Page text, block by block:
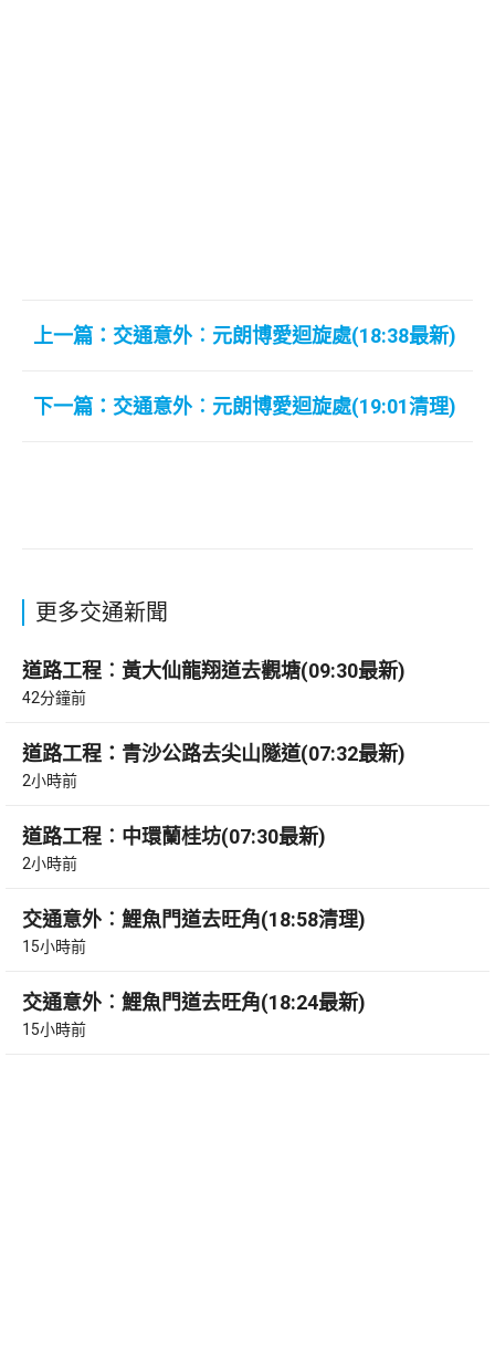
上一篇：交通意外︰元朗博愛迴旋處(18:38最新)
下一篇：交通意外︰元朗博愛迴旋處(19:01清理)
更多交通新聞
道路工程︰黃大仙龍翔道去觀塘(09:30最新)
42分鐘前
道路工程：青沙公路去尖山隧道(07:32最新)
2小時前
道路工程︰中環蘭桂坊(07:30最新)
2小時前
交通意外︰鯉魚門道去旺角(18:58清理)
15小時前
交通意外︰鯉魚門道去旺角(18:24最新)
15小時前